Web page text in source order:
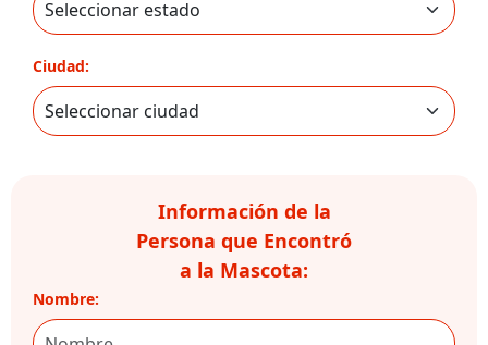
Ciudad:
Información de la
Persona que Encontró
a la Mascota:
Nombre: